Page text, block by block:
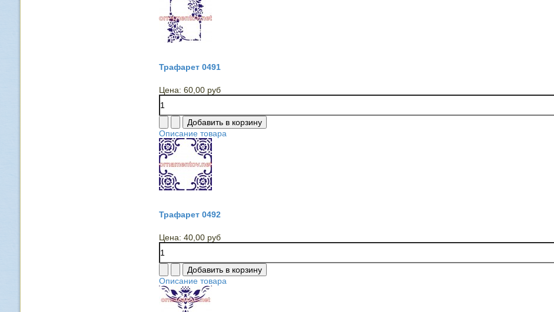
Трафарет 0491
Цена: 60,00 руб
Описание товара
Трафарет 0492
Цена: 40,00 руб
Описание товара